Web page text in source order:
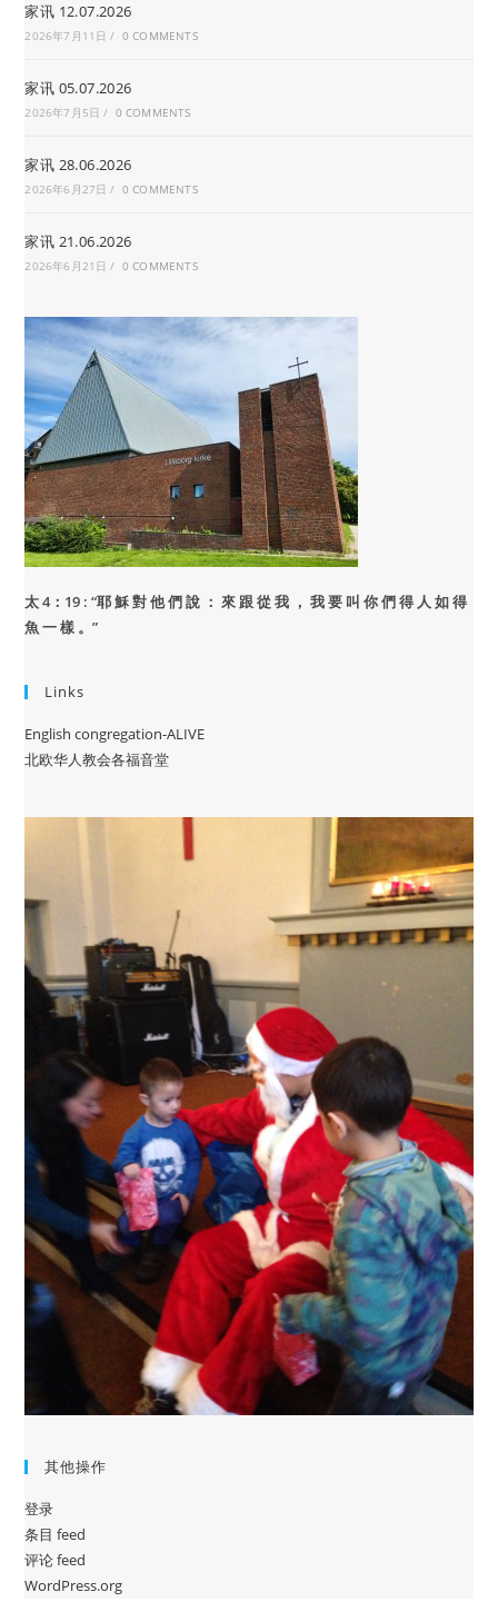
家讯 12.07.2026
2026年7月11日 / 0 COMMENTS
家讯 05.07.2026
2026年7月5日 / 0 COMMENTS
家讯 28.06.2026
2026年6月27日 / 0 COMMENTS
家讯 21.06.2026
2026年6月21日 / 0 COMMENTS
太 4：19 : “耶 穌 對 他 們 說 ： 來 跟 從 我 ， 我 要 叫 你 們 得 人 如 得
魚 一 樣 。”
Links
English congregation-ALIVE
北欧华人教会各福音堂
其他操作
登录
条目 feed
评论 feed
WordPress.org